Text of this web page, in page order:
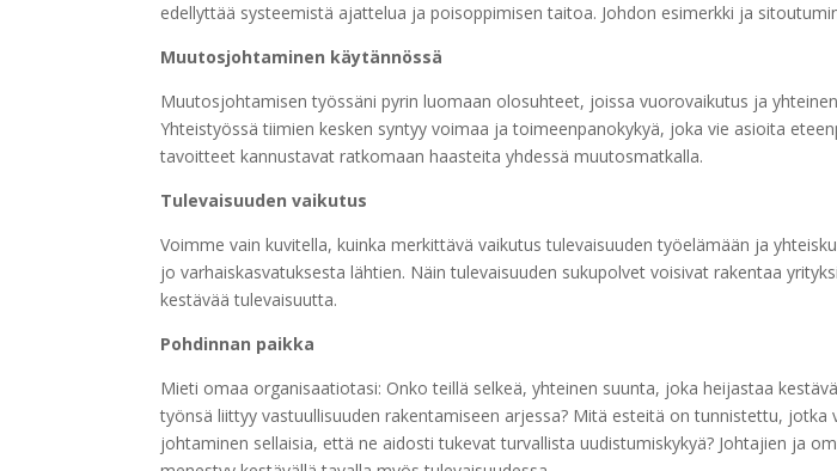
edellyttää systeemistä ajattelua ja poisoppimisen taitoa. Johdon esimerkki ja
Muutosjohtaminen käytännössä
Muutosjohtamisen työssäni pyrin luomaan olosuhteet, joissa vuorovaikutus ja
Yhteistyössä tiimien kesken syntyy voimaa ja toimeenpanokykyä, joka vie asioita
tavoitteet kannustavat ratkomaan haasteita yhdessä muutosmatkalla.
Tulevaisuuden vaikutus
Voimme vain kuvitella, kuinka merkittävä vaikutus tulevaisuuden työelämään ja
jo varhaiskasvatuksesta lähtien. Näin tulevaisuuden sukupolvet voisivat rakentaa
kestävää tulevaisuutta.
Pohdinnan paikka
Mieti omaa organisaatiotasi: Onko teillä selkeä, yhteinen suunta, joka heijastaa
työnsä liittyy vastuullisuuden rakentamiseen arjessa? Mitä esteitä on tunnistettu,
johtaminen sellaisia, että ne aidosti tukevat turvallista uudistumiskykyä? Johtajien ja